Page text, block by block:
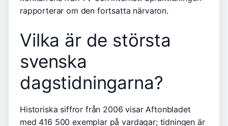
rapporterar om den fortsatta närvaron.
Vilka är de största
svenska
dagstidningarna?
Historiska siffror från 2006 visar Aftonbladet
med 416 500 exemplar på vardagar; tidningen är